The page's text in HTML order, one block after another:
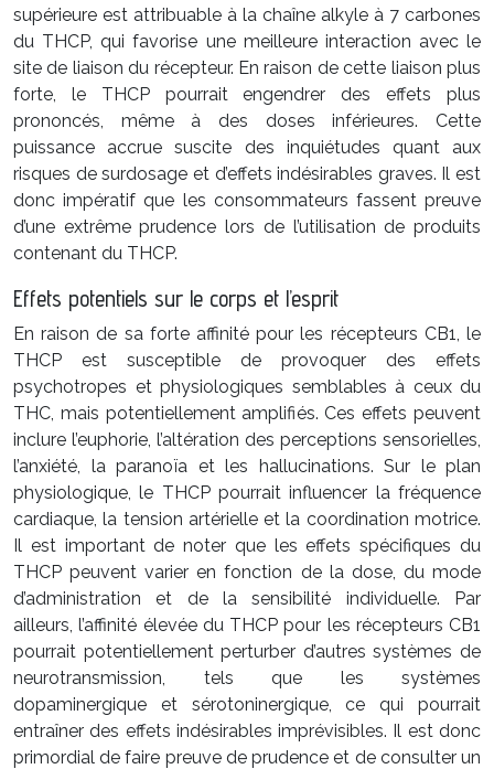
supérieure est attribuable à la chaîne alkyle à 7 carbones
du THCP, qui favorise une meilleure interaction avec le
site de liaison du récepteur. En raison de cette liaison plus
forte, le THCP pourrait engendrer des effets plus
prononcés, même à des doses inférieures. Cette
puissance accrue suscite des inquiétudes quant aux
risques de surdosage et d’effets indésirables graves. Il est
donc impératif que les consommateurs fassent preuve
d’une extrême prudence lors de l’utilisation de produits
contenant du THCP.
Effets potentiels sur le corps et l’esprit
En raison de sa forte affinité pour les récepteurs CB1, le
THCP est susceptible de provoquer des effets
psychotropes et physiologiques semblables à ceux du
THC, mais potentiellement amplifiés. Ces effets peuvent
inclure l’euphorie, l’altération des perceptions sensorielles,
l’anxiété, la paranoïa et les hallucinations. Sur le plan
physiologique, le THCP pourrait influencer la fréquence
cardiaque, la tension artérielle et la coordination motrice.
Il est important de noter que les effets spécifiques du
THCP peuvent varier en fonction de la dose, du mode
d’administration et de la sensibilité individuelle. Par
ailleurs, l’affinité élevée du THCP pour les récepteurs CB1
pourrait potentiellement perturber d’autres systèmes de
neurotransmission, tels que les systèmes
dopaminergique et sérotoninergique, ce qui pourrait
entraîner des effets indésirables imprévisibles. Il est donc
primordial de faire preuve de prudence et de consulter un